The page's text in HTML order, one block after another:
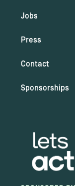
Jobs
Press
Contact
Sponsorships